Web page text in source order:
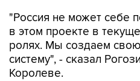
"Россия не может себе
в этом проекте в
ролях. Мы создаем
систему", - сказал
Королеве.